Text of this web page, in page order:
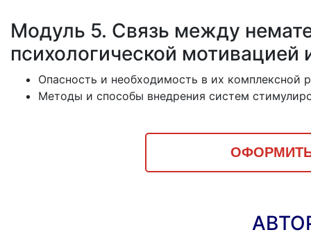
Модуль 5. Связь между
психологической
Опасность и необходимость в их комплексной
Методы и способы внедрения систем